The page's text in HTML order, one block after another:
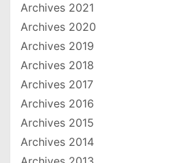
Archives 2021
Archives 2020
Archives 2019
Archives 2018
Archives 2017
Archives 2016
Archives 2015
Archives 2014